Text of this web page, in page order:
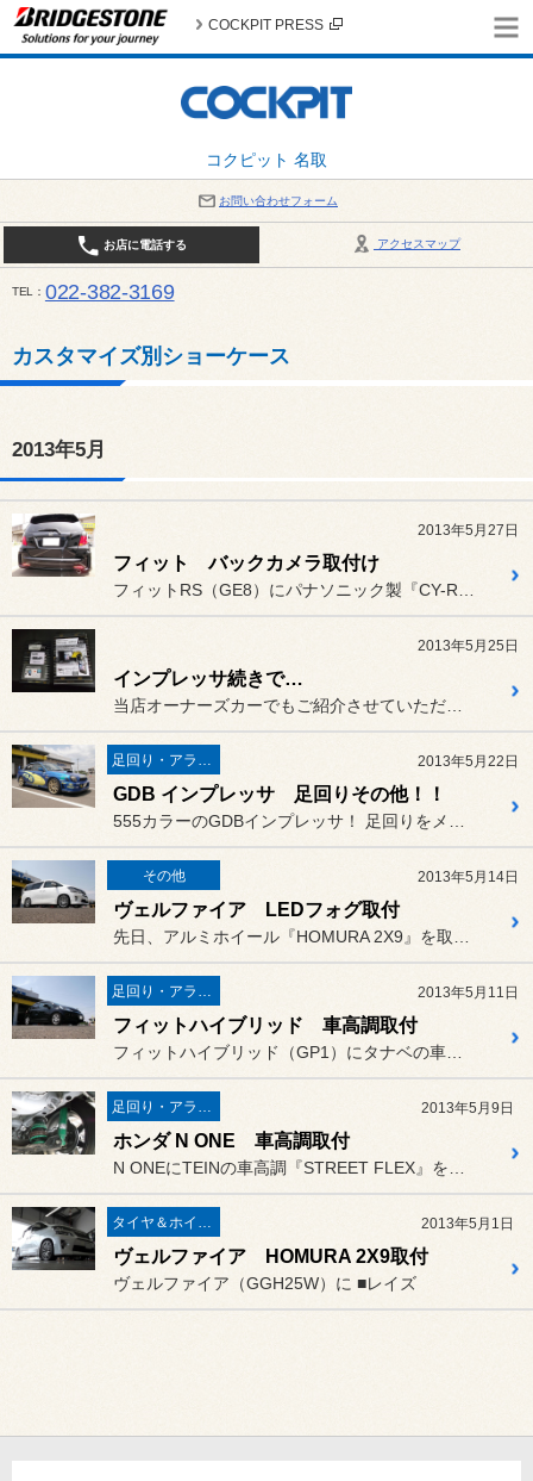
コクピット 名取
COCKPIT PRESS
お問い合わせフォーム
アクセスマップ
お店に電話する
TEL 022-382-3169
カスタマイズ別ショーケース
2013年5月
2013年5月27日
フィット バックカメラ取付け
2013年5月25日
インプレッサ続きで…
足回り・アライメント 2013年5月22日
GDB インプレッサ 足回りその他！！
その他 2013年5月14日
ヴェルファイア LEDフォグ取付
足回り・アライメント 2013年5月11日
フィットハイブリッド 車高調取付
足回り・アライメント 2013年5月9日
ホンダ N ONE 車高調取付
タイヤ＆ホイール 2013年5月1日
ヴェルファイア HOMURA 2X9取付
ヴェルファイア（GGH25W）に ■レイズ